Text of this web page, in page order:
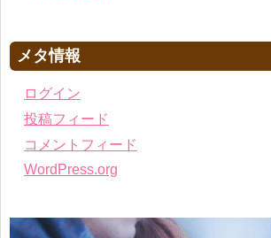
メタ情報
ログイン
投稿フィード
コメントフィード
WordPress.org